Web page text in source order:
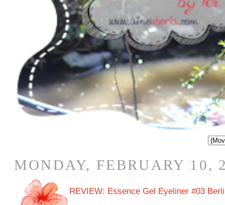
MONDAY, FEBRUARY 10,
REVIEW: Essence Gel Eyeliner #03